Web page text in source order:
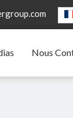
Nous